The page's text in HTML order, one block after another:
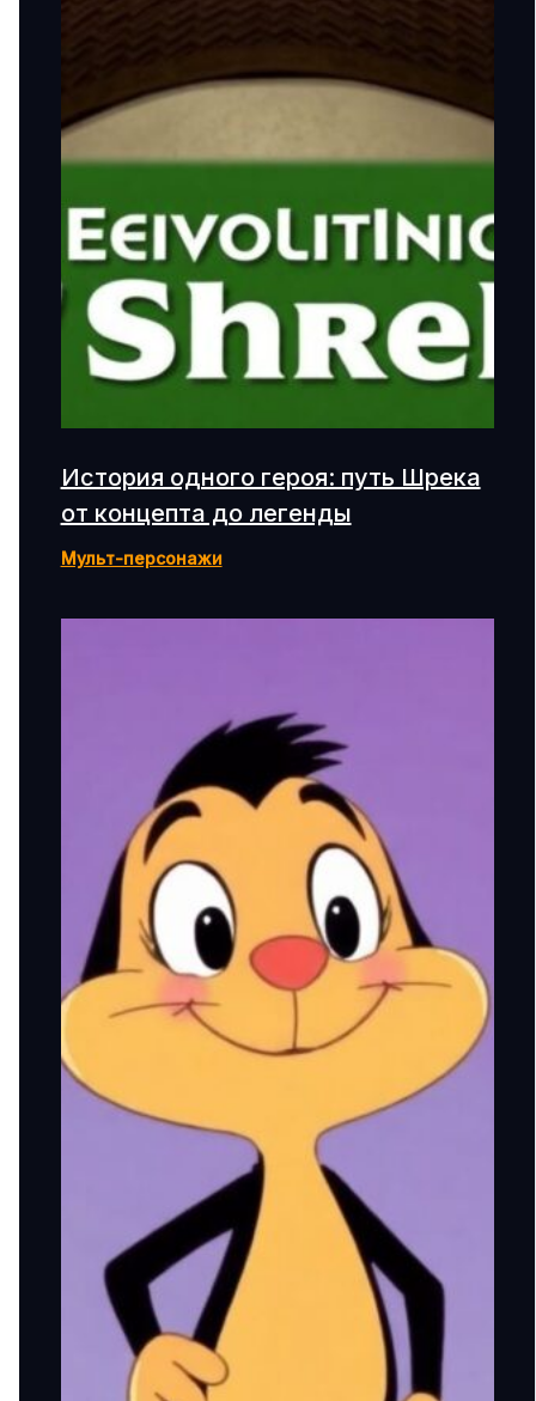
История одного героя: путь Шрека
от концепта до легенды
Мульт-персонажи